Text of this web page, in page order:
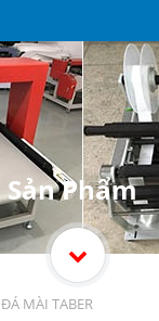
ĐÁ MÀI TABER
Sản Phẩm